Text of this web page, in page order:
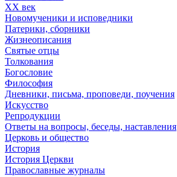
XX век
Новомученики и исповедники
Патерики, сборники
Жизнеописания
Святые отцы
Толкования
Богословие
Философия
Дневники, письма, проповеди, поучения
Искусство
Репродукции
Ответы на вопросы, беседы, наставления
Церковь и общество
История
История Церкви
Православные журналы